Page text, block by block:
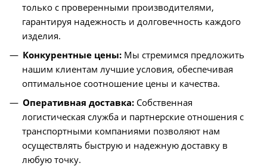
только с проверенными производителями,
гарантируя надежность и долговечность каждого
изделия.
Конкурентные цены: Мы стремимся предложить
нашим клиентам лучшие условия, обеспечивая
оптимальное соотношение цены и качества.
Оперативная доставка: Собственная
логистическая служба и партнерские отношения с
транспортными компаниями позволяют нам
осуществлять быструю и надежную доставку в
любую точку.